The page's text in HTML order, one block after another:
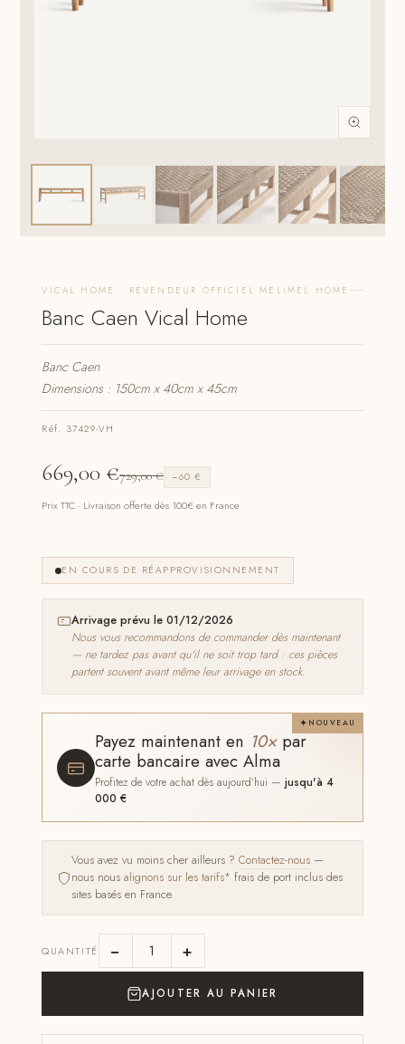
VICAL HOME · REVENDEUR OFFICIEL MELIMEL HOME
Banc Caen Vical Home
Banc Caen
Dimensions : 150cm x 40cm x 45cm
Réf. 37429-VH
669,00 €729,00€ −60 €
Prix TTC · Livraison offerte dès 100€ en France
EN COURS DE RÉAPPROVISIONNEMENT
Arrivage prévu le 01/12/2026
Nous vous recommandons de commander dès maintenant
— ne tardez pas avant qu'il ne soit trop tard : ces pièces
partent souvent avant même leur arrivage en stock.
NOUVEAU
Payez maintenant en 10×par
carte bancaire avec Alma
Profitez de votre achat dès aujourd'hui —jusqu'à 4
000 €
Vous avez vu moins cher ailleurs ?Contactez-nous —
nous nousalignons sur les tarifs* frais de port inclus des
sites basés en France.
QUANTITÉ − +
AJOUTER AU PANIER